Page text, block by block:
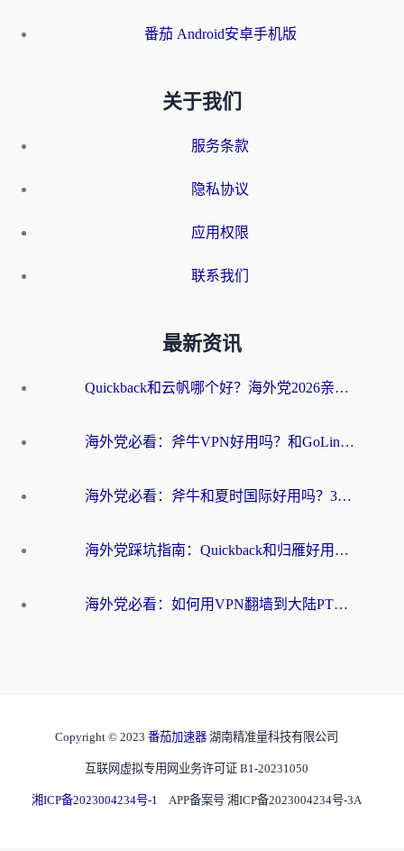
番茄 Android安卓手机版
关于我们
服务条款
隐私协议
应用权限
联系我们
最新资讯
Quickback和云帆哪个好？海外党2026亲测指南：选对加速器大陆工具，无缝刷国内剧玩国服
海外党必看：斧牛VPN好用吗？和GoLinkVPN对比哪个回国效果更好？
海外党必看：斧牛和夏时国际好用吗？3步选对回国加速器，无缝刷国内资源
海外党踩坑指南：Quickback和归雁好用吗？选对加速器才能无缝刷国内资源
海外党必看：如何用VPN翻墙到大陆PTT？一篇解决你所有回国加速痛点
Copyright © 2023 番茄加速器 湖南精准量科技有限公司
互联网虚拟专用网业务许可证 B1-20231050
湘ICP备2023004234号-1 APP备案号 湘ICP备2023004234号-3A